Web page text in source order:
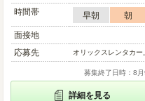
時間帯
早朝 朝
面接地
応募先
オリックスレンタカ
募集終了日時：8月
詳細を見る